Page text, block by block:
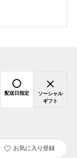
配送日指定
ソーシャル
ギフト
お気に入り登録